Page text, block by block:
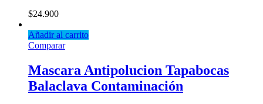
$24.900
Añadir al carrito
Comparar
Mascara Antipolucion Tapabocas
Balaclava Contaminación